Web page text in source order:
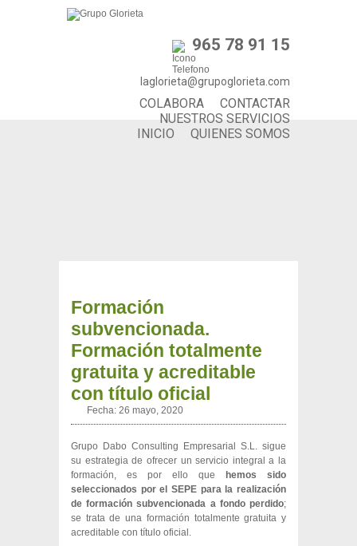
965 78 91 15
laglorieta@grupoglorieta.com
CONTACTAR
COLABORA
NUESTROS SERVICIOS
QUIENES SOMOS
INICIO
Formación
subvencionada.
Formación totalmente
gratuita y acreditable
con título oficial
Fecha: 26 mayo, 2020
Grupo Dabo Consulting Empresarial S.L. sigue
su estrategia de ofrecer un servicio integral a la
formación, es por ello que
hemos sido
seleccionados por el SEPE para la realización
de formación subvencionada a fondo perdido;
se trata de una formación totalmente gratuita y
acreditable con título oficial.